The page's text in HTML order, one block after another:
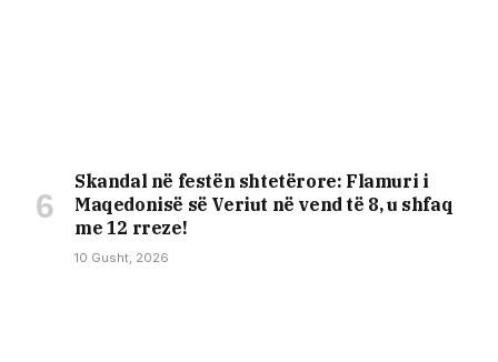
Skandal në festën shtetërore: Flamuri i
Maqedonisë së Veriut në vend të 8, u shfaq
me 12 rreze!
10 Gusht, 2026